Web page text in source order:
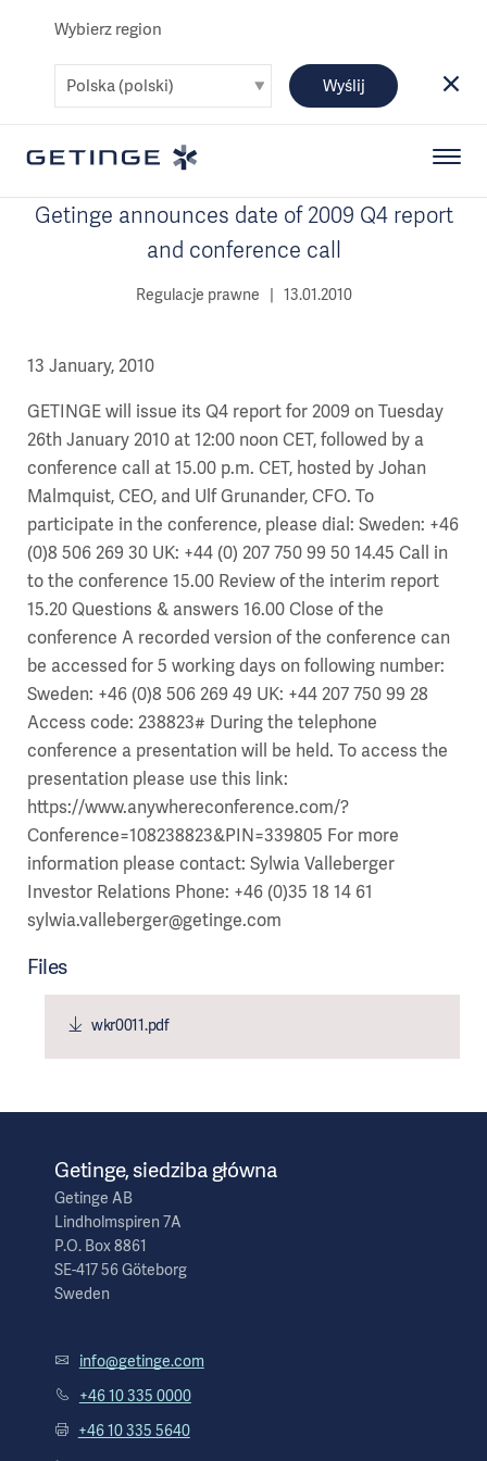
Wybierz region
Wyślij
Getinge announces date of 2009 Q4 report
and conference call
Regulacje prawne | 13.01.2010
13 January, 2010
GETINGE will issue its Q4 report for 2009 on Tuesday
26th January 2010 at 12:00 noon CET, followed by a
conference call at 15.00 p.m. CET, hosted by Johan
Malmquist, CEO, and Ulf Grunander, CFO. To
participate in the conference, please dial: Sweden: +46
(0)8 506 269 30 UK: +44 (0) 207 750 99 50 14.45 Call in
to the conference 15.00 Review of the interim report
15.20 Questions & answers 16.00 Close of the
conference A recorded version of the conference can
be accessed for 5 working days on following number:
Sweden: +46 (0)8 506 269 49 UK: +44 207 750 99 28
Access code: 238823# During the telephone
conference a presentation will be held. To access the
presentation please use this link:
https://www.anywhereconference.com/?
Conference=108238823&PIN=339805 For more
information please contact: Sylwia Valleberger
Investor Relations Phone: +46 (0)35 18 14 61
sylwia.valleberger@getinge.com
Files
wkr0011.pdf
Getinge, siedziba główna
Getinge AB
Lindholmspiren 7A
P.O. Box 8861
SE-417 56 Göteborg
Sweden
info@getinge.com
+46 10 335 0000
+46 10 335 5640